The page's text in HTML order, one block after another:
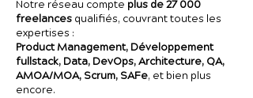
Notre réseau compte plus de 27 000
freelances qualifiés, couvrant toutes les
expertises :
Product Management, Développement
fullstack, Data, DevOps, Architecture, QA,
AMOA/MOA, Scrum, SAFe, et bien plus
encore.